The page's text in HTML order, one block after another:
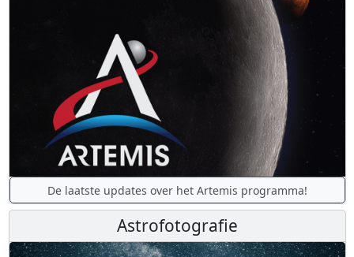
De laatste updates over het Artemis programma!
Astrofotografie